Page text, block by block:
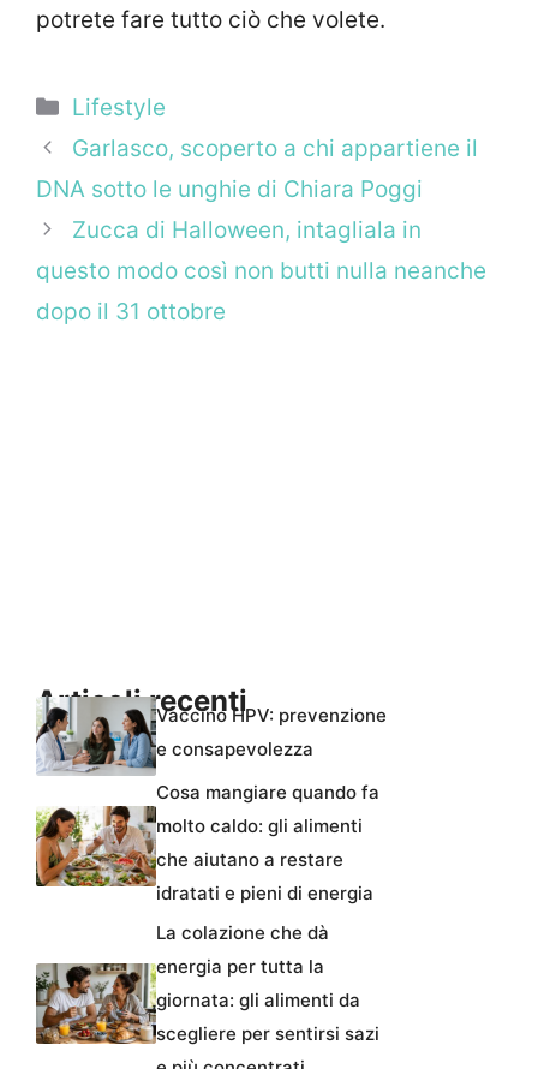
potrete fare tutto ciò che volete.
Categorie
Lifestyle
Garlasco, scoperto a chi appartiene il
DNA sotto le unghie di Chiara Poggi
Zucca di Halloween, intagliala in
questo modo così non butti nulla neanche
dopo il 31 ottobre
Articoli recentiVaccino HPV: prevenzione
e consapevolezza
Cosa mangiare quando fa
molto caldo: gli alimenti
che aiutano a restare
idratati e pieni di energia
La colazione che dà
energia per tutta la
giornata: gli alimenti da
scegliere per sentirsi sazi